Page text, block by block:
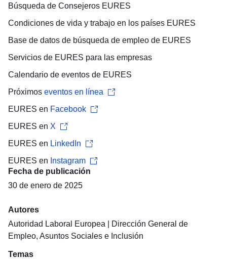
Búsqueda de Consejeros EURES
Condiciones de vida y trabajo en los países EURES
Base de datos de búsqueda de empleo de EURES
Servicios de EURES para las empresas
Calendario de eventos de EURES
Próximos eventos en línea
EURES en Facebook
EURES en X
EURES en LinkedIn
EURES en Instagram
Fecha de publicación
30 de enero de 2025
Autores
Autoridad Laboral Europea
Dirección General de
Empleo, Asuntos Sociales e Inclusión
Temas